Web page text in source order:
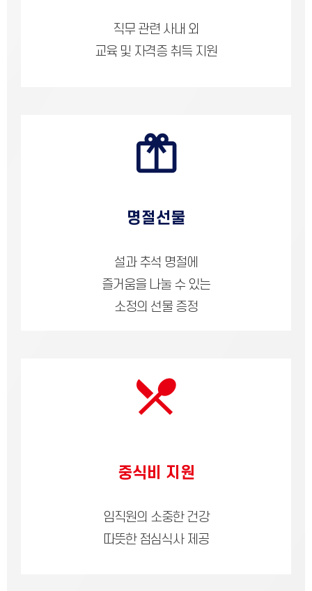
직무 관련 사내 외
교육 및 자격증 취득 지원
명절선물
설과 추석 명절에
즐거움을 나눌 수 있는
소정의 선물 증정
중식비 지원
임직원의 소중한 건강
따뜻한 점심식사 제공